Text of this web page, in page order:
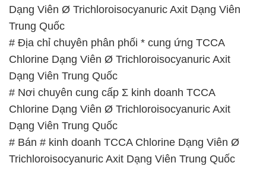
Dạng Viên Ø Trichloroisocyanuric Axit Dạng Viên
Trung Quốc
# Địa chỉ chuyên phân phối * cung ứng TCCA
Chlorine Dạng Viên Ø Trichloroisocyanuric Axit
Dạng Viên Trung Quốc
# Nơi chuyên cung cấp Σ kinh doanh TCCA
Chlorine Dạng Viên Ø Trichloroisocyanuric Axit
Dạng Viên Trung Quốc
# Bán # kinh doanh TCCA Chlorine Dạng Viên Ø
Trichloroisocyanuric Axit Dạng Viên Trung Quốc